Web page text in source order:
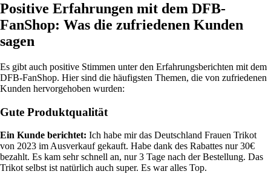
Positive Erfahrungen mit dem DFB-
FanShop: Was die zufriedenen Kunden
sagen
Es gibt auch positive Stimmen unter den Erfahrungsberichten mit dem
DFB-FanShop. Hier sind die häufigsten Themen, die von zufriedenen
Kunden hervorgehoben wurden:
Gute Produktqualität
Ein Kunde berichtet: Ich habe mir das Deutschland Frauen Trikot
von 2023 im Ausverkauf gekauft. Habe dank des Rabattes nur 30€
bezahlt. Es kam sehr schnell an, nur 3 Tage nach der Bestellung. Das
Trikot selbst ist natürlich auch super. Es war alles Top.